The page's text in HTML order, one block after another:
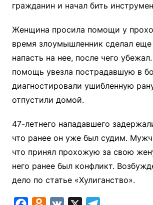
гражданин и начал бить
Женщина просила помощи у
время злоумышленник сделал
напасть на нее, после чего
помощь увезла пострадавшую в
диагностировали ушибленную
отпустили домой.
47-летнего нападавшего
что ранее он уже был судим.
что принял прохожую за свою
него ранее был конфликт.
дело по статье «Хулиганство».